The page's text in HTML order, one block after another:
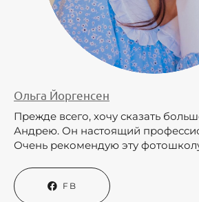
Ольга Йоргенсен
Прежде всего, хочу сказать
Андрею. Он настоящий
Очень рекомендую эту
FB